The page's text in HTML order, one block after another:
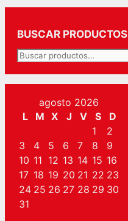
BUSCAR PRODUCTOS
Buscar
agosto 2026
L
M X J V S D
1
2
3
4 5 6 7 8
9
10 11 12 13 14 15 16
17 18 19 20 21 22 23
24 25 26 27 28 29 30
31